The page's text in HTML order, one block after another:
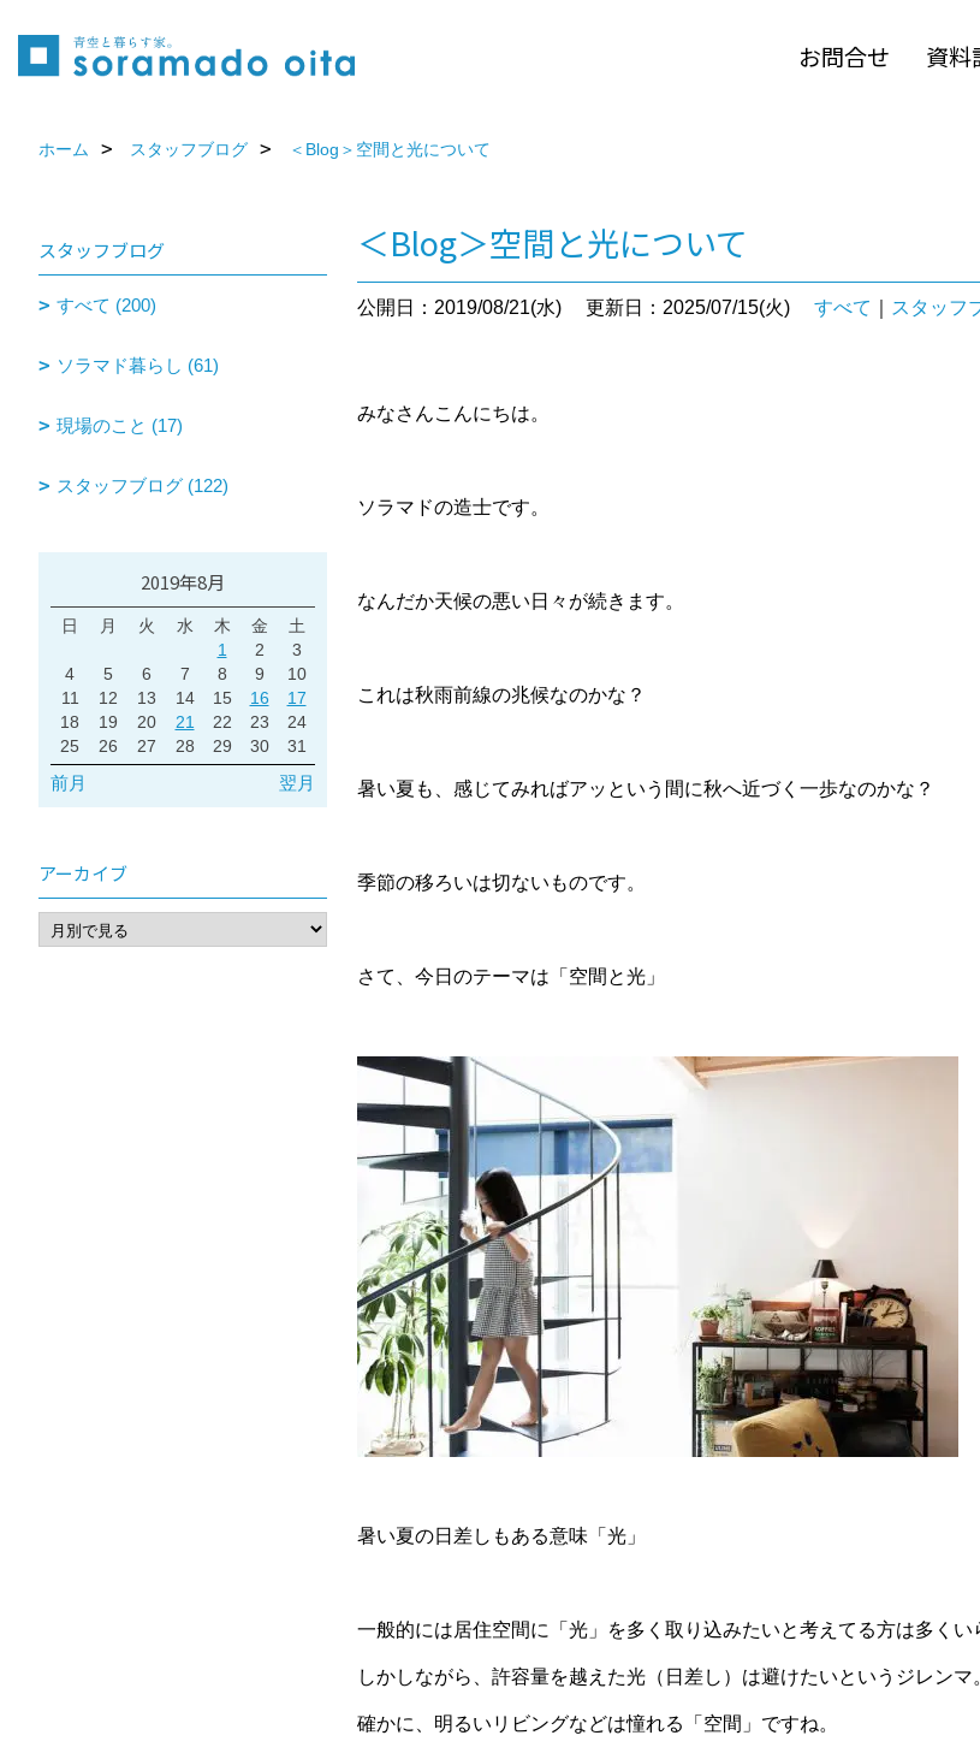
お問合せ 資料
ホーム スタッフブログ ＜Blog＞空間と光について
＜Blog＞空間と光について
公開日：2019/08/21(水) 更新日：2025/07/15(火) すべて スタッフ
みなさんこんにちは。
ソラマドの造士です。
なんだか天候の悪い日々が続きます。
これは秋雨前線の兆候なのかな？
暑い夏も、感じてみればアッという間に秋へ近づく一歩なのかな？
季節の移ろいは切ないものです。
さて、今日のテーマは「空間と光」
暑い夏の日差しもある意味「光」
一般的には居住空間に「光」を多く取り込みたいと考えてる方は多くい
しかしながら、許容量を越えた光（日差し）は避けたいというジレンマ
確かに、明るいリビングなどは憧れる「空間」ですね。
スタッフブログ
すべて (200)
ソラマド暮らし (61)
現場のこと (17)
スタッフブログ (122)
2019年8月
日 月 火 水 木 金
土
1
2
3
4
5 6 7 8 9
10
11
12 13 14 15 16
17
18
19 20 21 22 23
24
25
26 27 28 29 30 31
前月 翌月
アーカイブ